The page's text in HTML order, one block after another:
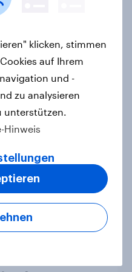
Wenn KI
Schlaf: Frei
dominiert,
Shopper
klicken, stimmen
auf Ihrem
und -
zu analysieren
unterstützen.
Hinweis